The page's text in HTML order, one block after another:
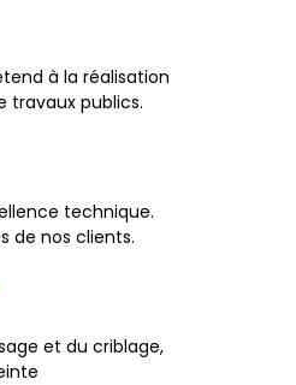
à la réalisation
travaux publics.
technique.
de nos clients.
et du criblage,